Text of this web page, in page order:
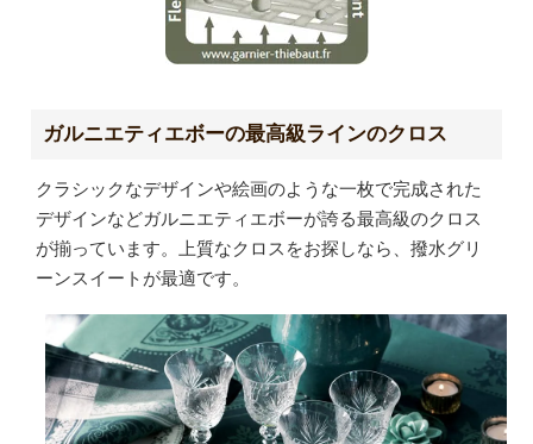
ガルニエティエボーの最高級ラインのクロス
クラシックなデザインや絵画のような一枚で完成された
デザインなどガルニエティエボーが誇る最高級のクロス
が揃っています。上質なクロスをお探しなら、撥水グリ
ーンスイートが最適です。